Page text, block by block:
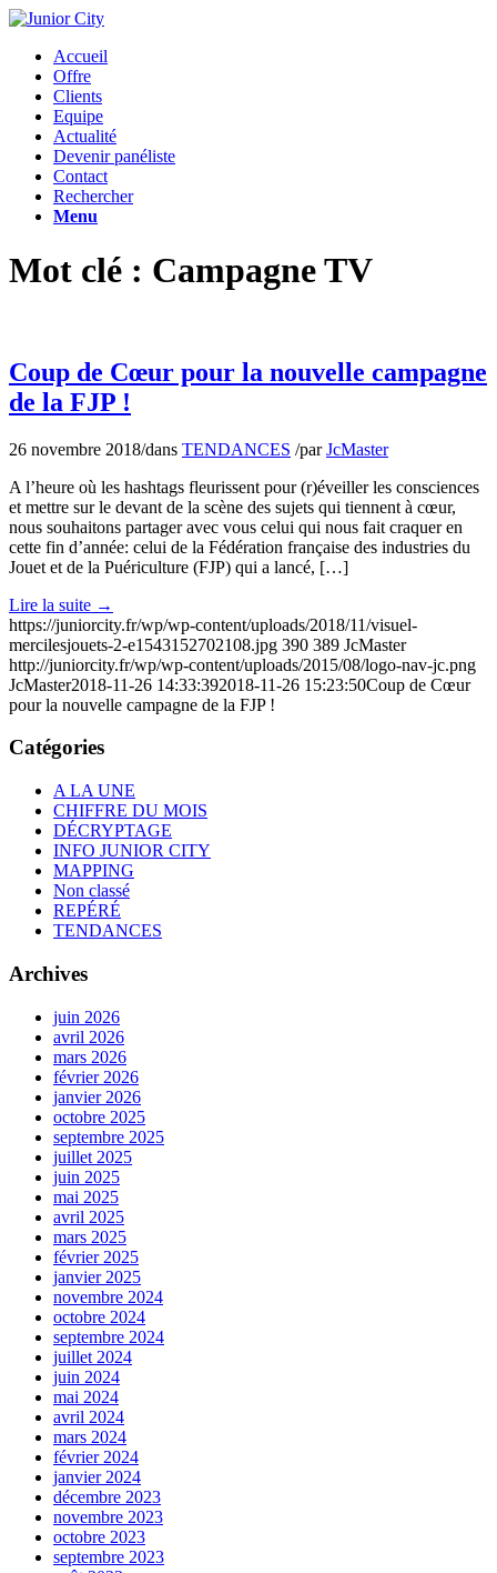
Accueil
Offre
Clients
Equipe
Actualité
Devenir panéliste
Contact
Rechercher
Menu
Mot clé : Campagne TV
Coup de Cœur pour la nouvelle campagne
de la FJP !
26 novembre 2018/dans TENDANCES /parJcMaster
A l’heure où les hashtags fleurissent pour (r)éveiller les consciences
et mettre sur le devant de la scène des sujets qui tiennent à cœur,
nous souhaitons partager avec vous celui qui nous fait craquer en
cette fin d’année: celui de la Fédération française des industries du
Jouet et de la Puériculture (FJP) qui a lancé, […]
Lire la suite →
https://juniorcity.fr/wp/wp-content/uploads/2018/11/visuel-
mercilesjouets-2-e1543152702108.jpg 390 389 JcMaster
http://juniorcity.fr/wp/wp-content/uploads/2015/08/logo-nav-jc.png
JcMaster2018-11-26 14:33:392018-11-26 15:23:50Coup de Cœur
pour la nouvelle campagne de la FJP !
Catégories
A LA UNE
CHIFFRE DU MOIS
DÉCRYPTAGE
INFO JUNIOR CITY
MAPPING
Non classé
REPÉRÉ
TENDANCES
Archives
juin 2026
avril 2026
mars 2026
février 2026
janvier 2026
octobre 2025
septembre 2025
juillet 2025
juin 2025
mai 2025
avril 2025
mars 2025
février 2025
janvier 2025
novembre 2024
octobre 2024
septembre 2024
juillet 2024
juin 2024
mai 2024
avril 2024
mars 2024
février 2024
janvier 2024
décembre 2023
novembre 2023
octobre 2023
septembre 2023